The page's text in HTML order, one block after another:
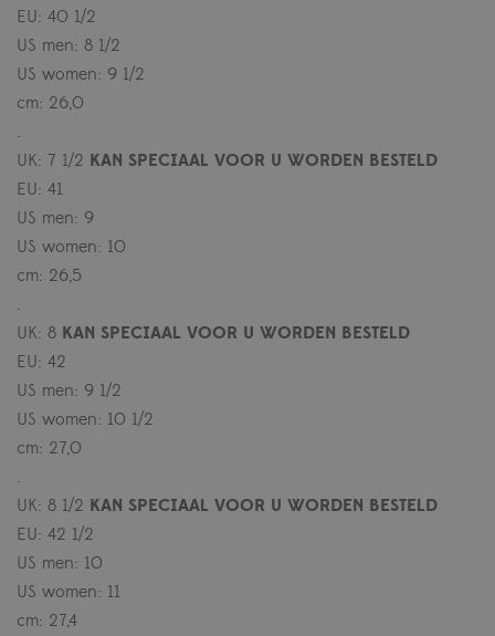
EU: 40 1/2
US men: 8 1/2
US women: 9 1/2
cm: 26,0
.
UK: 7 1/2 KAN SPECIAAL VOOR U WORDEN BESTELD
EU: 41
US men: 9
US women: 10
cm: 26,5
.
UK: 8 KAN SPECIAAL VOOR U WORDEN BESTELD
EU: 42
US men: 9 1/2
US women: 10 1/2
cm: 27,0
.
UK: 8 1/2 KAN SPECIAAL VOOR U WORDEN BESTELD
EU: 42 1/2
US men: 10
US women: 11
cm: 27,4